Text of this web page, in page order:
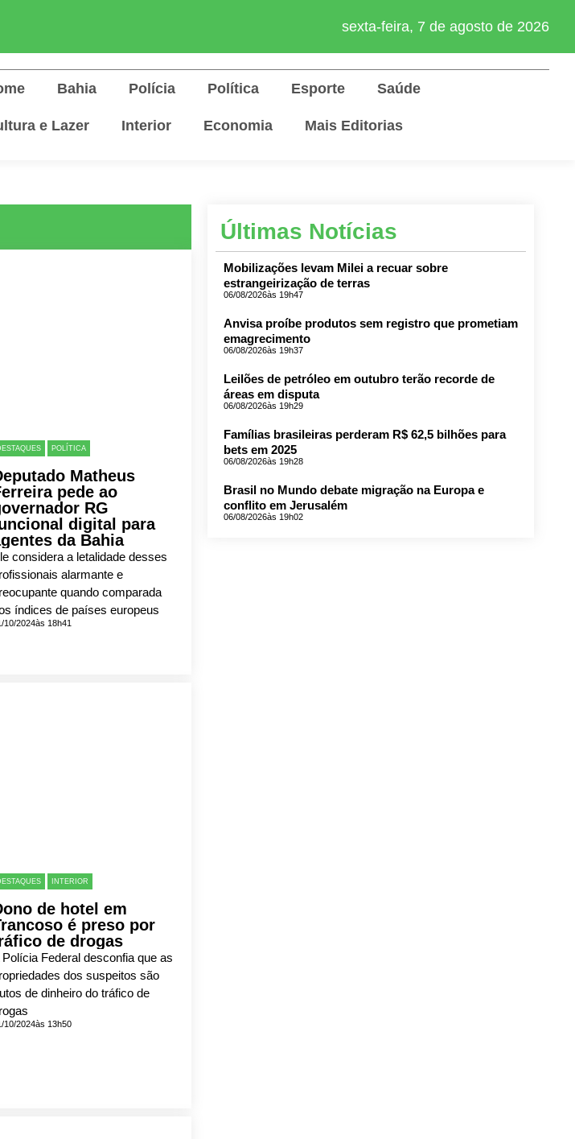
sexta-feira, 7 de agosto de 2026
Bahia Polícia Política Esporte Saúde
e Lazer Interior Economia Mais Editorias
POLÍTICA
Matheus
pede ao
RG
digital para
da Bahia
considera a letalidade desses
alarmante e
quando comparada
índices de países europeus
10/2024às 18h41
INTERIOR
de hotel em
é preso por
de drogas
Polícia Federal desconfia que as
dos suspeitos são
de dinheiro do tráfico de
10/2024às 13h50
Últimas Notícias
Mobilizações levam Milei a recuar sobre
estrangeirização de terras
06/08/2026às 19h47
Anvisa proíbe produtos sem registro que prometiam
emagrecimento
06/08/2026às 19h37
Leilões de petróleo em outubro terão recorde de
áreas em disputa
06/08/2026às 19h29
Famílias brasileiras perderam R$ 62,5 bilhões para
bets em 2025
06/08/2026às 19h28
Brasil no Mundo debate migração na Europa e
conflito em Jerusalém
06/08/2026às 19h02